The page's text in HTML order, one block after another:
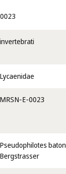
invertebrati
Lycaenidae
MRSN-E-0023
Pseudophilotes baton
Bergstrasser